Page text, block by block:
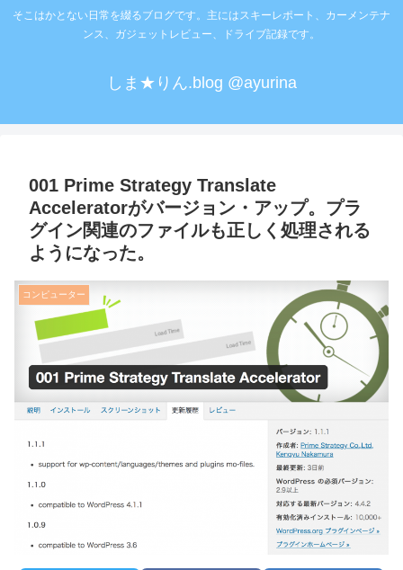
そこはかとない日常を綴るブログです。主にはスキーレポート、カーメンテナ
ンス、ガジェットレビュー、ドライブ記録です。
しま★りん.blog @ayurina
001 Prime Strategy Translate
Acceleratorがバージョン・アップ。プラ
グイン関連のファイルも正しく処理される
ようになった。
コンピューター